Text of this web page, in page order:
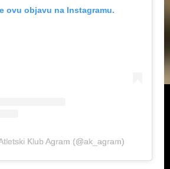
ovu objavu na Instagramu.
Klub Agram (@ak_agram)